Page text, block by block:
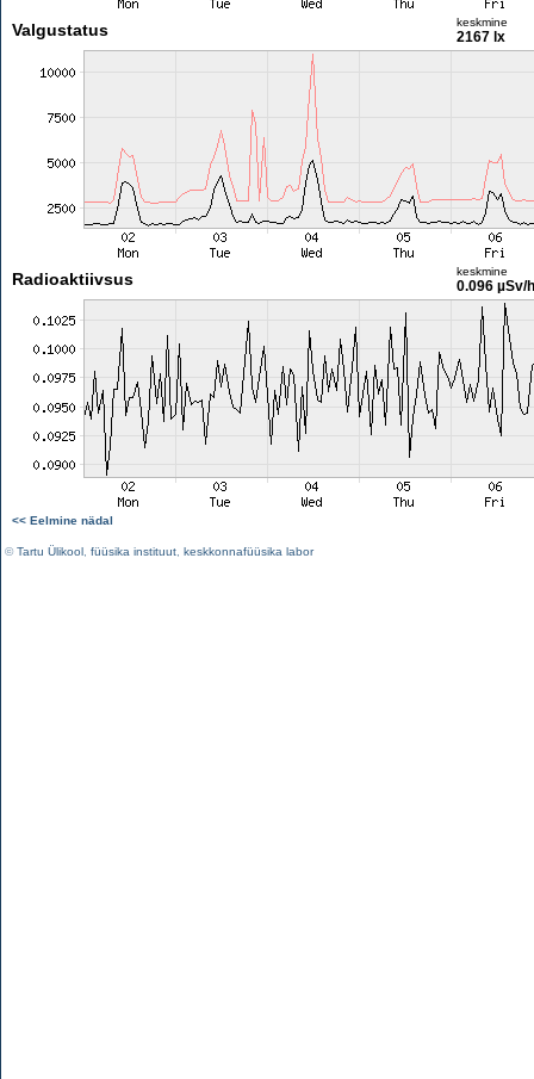
Valgustatus keskmine
2167 lx
Radioaktiivsus keskmine
0.096 µSv/h
<< Eelmine nädal
©Tartu Ülikool füüsika instituut keskkonnafüüsika labor